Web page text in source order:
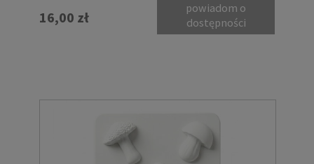
16,00 zł
powiadom o
dostępności